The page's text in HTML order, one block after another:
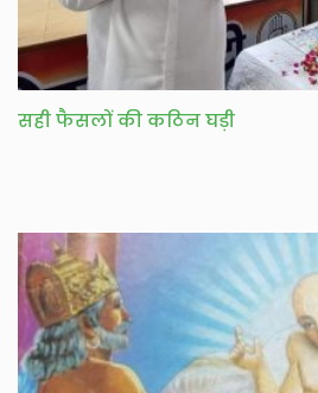
सही फैसलों की कठिन घड़ी